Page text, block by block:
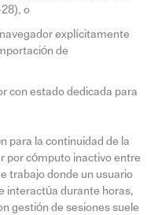
o
explícitamente
de
con estado dedicada para
para la continuidad de la
por cómputo inactivo entre
trabajo donde un usuario
interactúa durante horas,
gestión de sesiones suele